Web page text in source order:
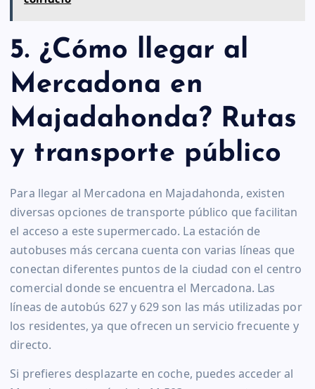
5. ¿Cómo llegar al
Mercadona en
Majadahonda? Rutas
y transporte público
Para llegar al Mercadona en Majadahonda, existen
diversas opciones de transporte público que facilitan
el acceso a este supermercado. La estación de
autobuses más cercana cuenta con varias líneas que
conectan diferentes puntos de la ciudad con el centro
comercial donde se encuentra el Mercadona. Las
líneas de autobús 627 y 629 son las más utilizadas por
los residentes, ya que ofrecen un servicio frecuente y
directo.
Si prefieres desplazarte en coche, puedes acceder al